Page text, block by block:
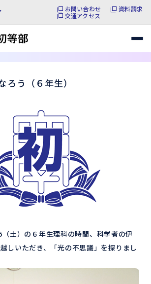
お問い合わせ
資料請求
交通アクセス
ろう（６年生）
土）の６年生理科の時間、科学者の伊
しいただき、「光の不思議」を探りまし